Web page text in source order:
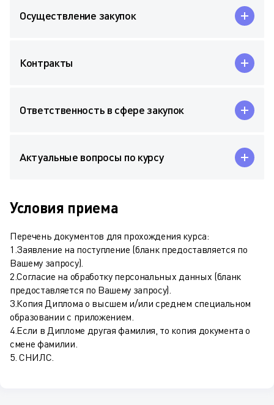
Осуществление закупок
Контракты
Ответственность в сфере закупок
Актуальные вопросы по курсу
Условия приема
Перечень документов для прохождения курса:
1.Заявление на поступление (бланк предоставляется по
Вашему запросу).
2.Согласие на обработку персональных данных (бланк
предоставляется по Вашему запросу).
3.Копия Диплома о высшем и/или среднем специальном
образовании с приложением.
4.Если в Дипломе другая фамилия, то копия документа о
смене фамилии.
5. СНИЛС.